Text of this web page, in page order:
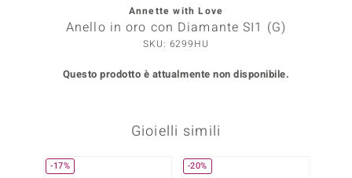
Annette with Love
Anello in oro con Diamante SI1 (G)
SKU: 6299HU
Questo prodotto è attualmente non disponibile.
Gioielli simili
-17% -20%